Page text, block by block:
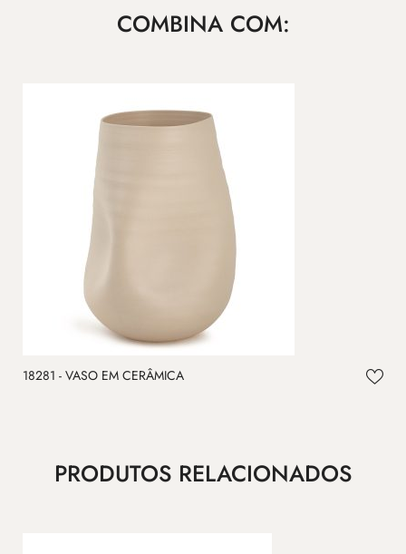
COMBINA COM:
18281 - VASO EM CERÂMICA
PRODUTOS RELACIONADOS